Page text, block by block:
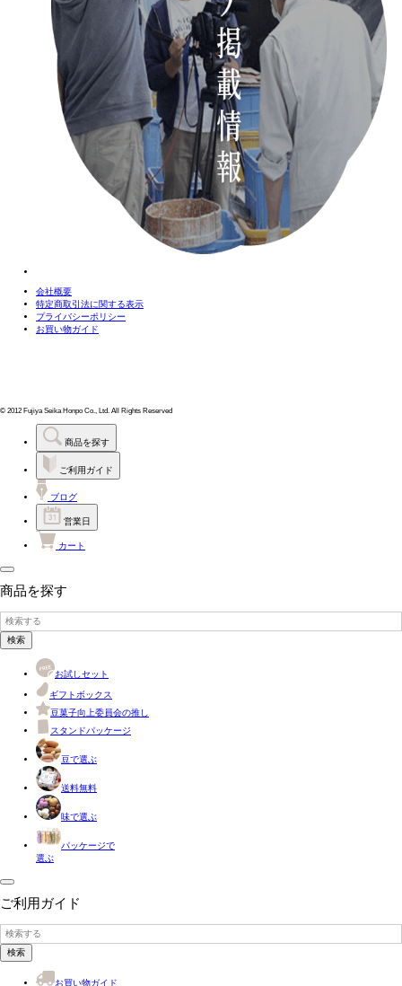
会社概要
特定商取引法に関する表示
プライバシーポリシー
お買い物ガイド
© 2012 Fujiya Seika Honpo Co., Ltd. All Rights Reserved
商品を探す
ご利用ガイド
ブログ
営業日
カート
商品を探す
検索
お試しセット
ギフトボックス
豆菓子向上委員会の推し
スタンドパッケージ
豆で選ぶ
送料無料
味で選ぶ
パッケージで
選ぶ
ご利用ガイド
検索
お買い物ガイド